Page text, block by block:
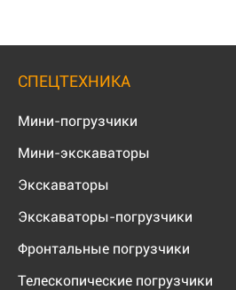
СПЕЦТЕХНИКА
Мини-погрузчики
Мини-экскаваторы
Экскаваторы
Экскаваторы-погрузчики
Фронтальные погрузчики
Телескопические погрузчики